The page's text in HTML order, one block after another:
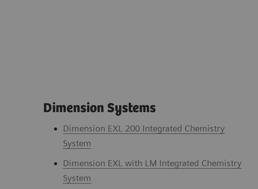
Dimension Systems
Dimension EXL 200 Integrated Chemistry
System
Dimension EXL with LM Integrated Chemistry
System